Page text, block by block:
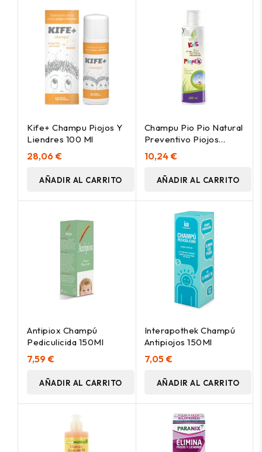
Kife+ Champu Piojos Y
Liendres 100 Ml
28,06 €
AÑADIR AL CARRITO
Champu Pio Pio Natural
Preventivo Piojos
200Ml.
10,24 €
AÑADIR AL CARRITO
Antipiox Champú
Pediculicida 150Ml
7,59 €
AÑADIR AL CARRITO
Interapothek Champú
Antipiojos 150Ml
7,05 €
AÑADIR AL CARRITO